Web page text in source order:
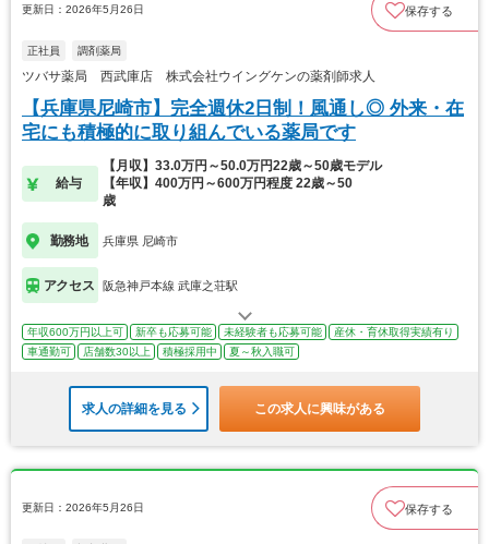
更新日：2026年5月26日 保存する
正社員 調剤薬局
ツバサ薬局 西武庫店 株式会社ウイングケンの薬剤師求人
【兵庫県尼崎市】完全週休2日制！風通し◎ 外来・在
宅にも積極的に取り組んでいる薬局です
給与
【月収】33.0万円～50.0万円22歳～50歳モデル
【年収】400万円～600万円程度 22歳～50
歳
勤務地 兵庫県 尼崎市
アクセス 阪急神戸本線 武庫之荘駅
年収600万円以上可 新卒も応募可能 未経験者も応募可能
産休・育休取得実績有り
車通勤可
店舗数30以上 積極採用中 夏～秋入職可
求人の詳細を見る この求人に興味がある
更新日：2026年5月26日 保存する